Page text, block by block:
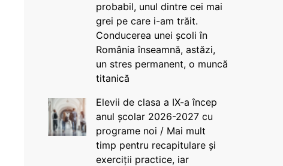
probabil, unul dintre cei mai
grei pe care i-am trăit.
Conducerea unei școli în
România înseamnă, astăzi,
un stres permanent, o muncă
titanică
Elevii de clasa a IX-a încep
anul școlar 2026-2027 cu
programe noi / Mai mult
timp pentru recapitulare și
exerciții practice, iar